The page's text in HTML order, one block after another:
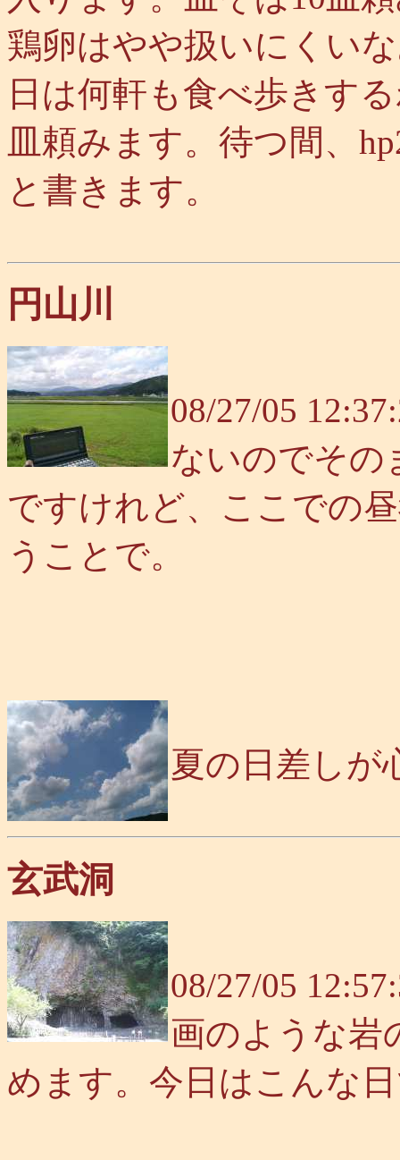
鶏卵はやや扱いにくい
日は何軒も食べ歩きす
皿頼みます。待つ間、
と書きます。
円山川
08/27/05
ないのでその
ですけれど、ここでの
うことで。
夏の日差しが
玄武洞
08/27/05
画のような岩
めます。今日はこんな